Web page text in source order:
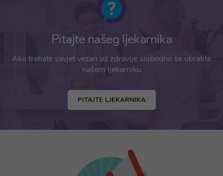
Pitajte našeg ljekarnika
Ako trebate savjet vezan uz zdravlje slobodno se obratite
našem ljekarniku
PITAJTE LJEKARNIKA